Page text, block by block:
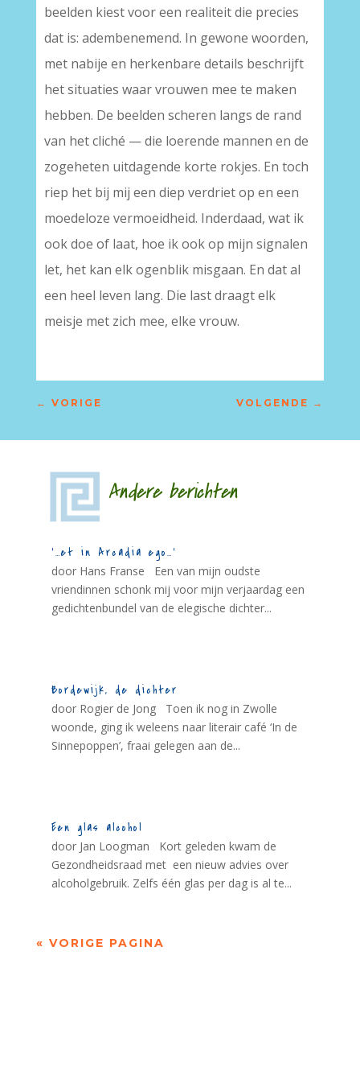
beelden kiest voor een realiteit die precies
dat is: adembenemend. In gewone woorden,
met nabije en herkenbare details beschrijft
het situaties waar vrouwen mee te maken
hebben. De beelden scheren langs de rand
van het cliché — die loerende mannen en de
zogeheten uitdagende korte rokjes. En toch
riep het bij mij een diep verdriet op en een
moedeloze vermoeidheid. Inderdaad, wat ik
ook doe of laat, hoe ik ook op mijn signalen
let, het kan elk ogenblik misgaan. En dat al
een heel leven lang. Die last draagt elk
meisje met zich mee, elke vrouw.
← VORIGE VOLGENDE →
Andere berichten
‘…et in Arcadia ego…’
door Hans Franse Een van mijn oudste
vriendinnen schonk mij voor mijn verjaardag een
gedichtenbundel van de elegische dichter...
Bordewijk, de dichter
door Rogier de Jong Toen ik nog in Zwolle
woonde, ging ik weleens naar literair café ‘In de
Sinnepoppen’, fraai gelegen aan de...
Een glas alcohol
door Jan Loogman Kort geleden kwam de
Gezondheidsraad met een nieuw advies over
alcoholgebruik. Zelfs één glas per dag is al te...
« VORIGE PAGINA